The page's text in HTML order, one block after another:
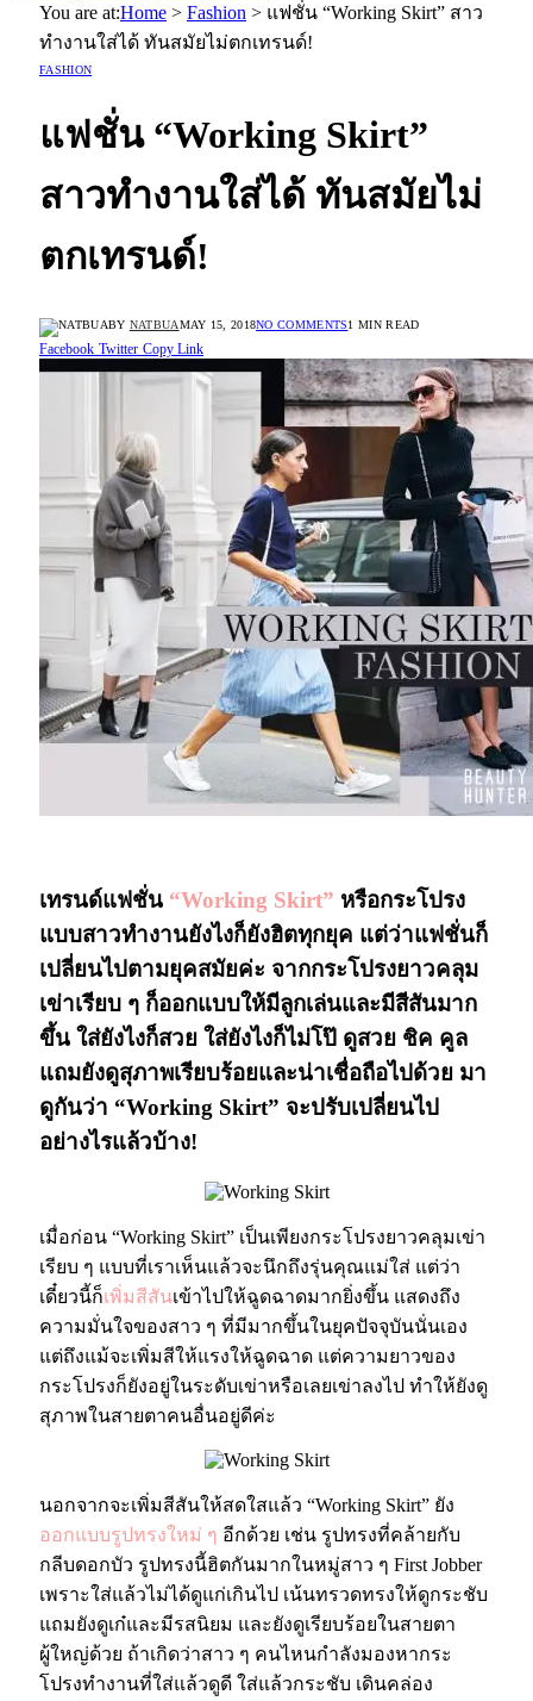
You are at:Home > Fashion > แฟชั่น “Working Skirt” สาว
ทำงานใส่ได้ ทันสมัยไม่ตกเทรนด์!
FASHION
แฟชั่น “Working Skirt”
สาวทำงานใส่ได้ ทันสมัยไม่
ตกเทรนด์!
BY NATBUAMAY 15, 2018NO COMMENTS1 MIN READ
Facebook Twitter Copy Link
เทรนด์แฟชั่น “Working Skirt” หรือกระโปรง
แบบสาวทำงานยังไงก็ยังฮิตทุกยุค แต่ว่าแฟชั่นก็
เปลี่ยนไปตามยุคสมัยค่ะ จากกระโปรงยาวคลุม
เข่าเรียบ ๆ ก็ออกแบบให้มีลูกเล่นและมีสีสันมาก
ขึ้น ใส่ยังไงก็สวย ใส่ยังไงก็ไม่โป๊ ดูสวย ชิค คูล
แถมยังดูสุภาพเรียบร้อยและน่าเชื่อถือไปด้วย มา
ดูกันว่า “Working Skirt” จะปรับเปลี่ยนไป
อย่างไรแล้วบ้าง!
เมื่อก่อน “Working Skirt” เป็นเพียงกระโปรงยาวคลุมเข่า
เรียบ ๆ แบบที่เราเห็นแล้วจะนึกถึงรุ่นคุณแม่ใส่ แต่ว่า
เดี๋ยวนี้ก็เพิ่มสีสันเข้าไปให้ฉูดฉาดมากยิ่งขึ้น แสดงถึง
ความมั่นใจของสาว ๆ ที่มีมากขึ้นในยุคปัจจุบันนั่นเอง
แต่ถึงแม้จะเพิ่มสีให้แรงให้ฉูดฉาด แต่ความยาวของ
กระโปรงก็ยังอยู่ในระดับเข่าหรือเลยเข่าลงไป ทำให้ยังดู
สุภาพในสายตาคนอื่นอยู่ดีค่ะ
นอกจากจะเพิ่มสีสันให้สดใสแล้ว “Working Skirt” ยัง
ออกแบบรูปทรงใหม่ ๆ อีกด้วย เช่น รูปทรงที่คล้ายกับ
กลีบดอกบัว รูปทรงนี้ฮิตกันมากในหมู่สาว ๆ First Jobber
เพราะใส่แล้วไม่ได้ดูแก่เกินไป เน้นทรวดทรงให้ดูกระชับ
แถมยังดูเก๋และมีรสนิยม และยังดูเรียบร้อยในสายตา
ผู้ใหญ่ด้วย ถ้าเกิดว่าสาว ๆ คนไหนกำลังมองหากระ
โปรงทำงานที่ใส่แล้วดูดี ใส่แล้วกระชับ เดินคล่อง